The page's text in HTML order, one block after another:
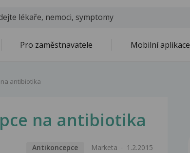
Pro zaměstnavatele Mobilní aplikace
antibiotika
na antibiotika
Antikoncepce Marketa 1.2.2015